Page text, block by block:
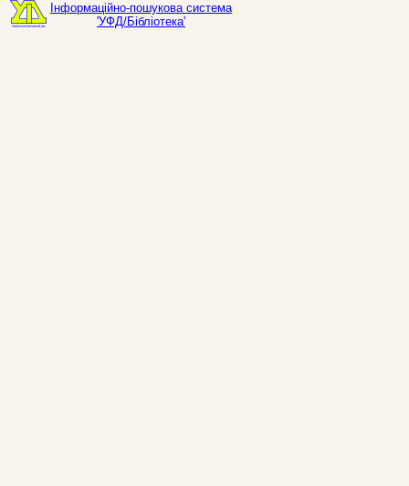
Інформаційно-пошукова система
'УФД/Бібліотека'